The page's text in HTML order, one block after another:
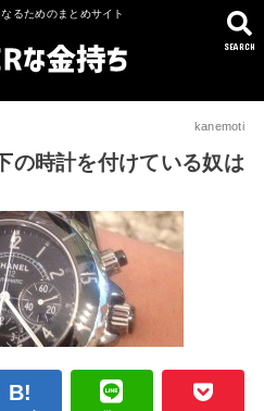
るためのまとめサイト
SEARCH
kanemoti
の時計を付けている奴は